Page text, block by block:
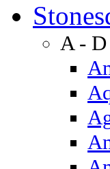
Stones
A - D